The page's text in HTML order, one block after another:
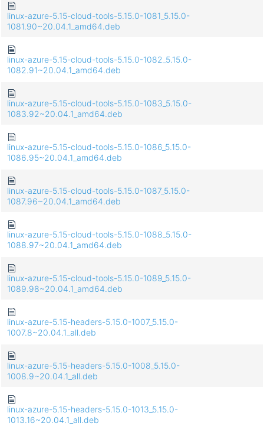
linux-azure-5.15-cloud-tools-5.15.0-1081_5.15.0-
1081.90~20.04.1_amd64.deb
linux-azure-5.15-cloud-tools-5.15.0-1082_5.15.0-
1082.91~20.04.1_amd64.deb
linux-azure-5.15-cloud-tools-5.15.0-1083_5.15.0-
1083.92~20.04.1_amd64.deb
linux-azure-5.15-cloud-tools-5.15.0-1086_5.15.0-
1086.95~20.04.1_amd64.deb
linux-azure-5.15-cloud-tools-5.15.0-1087_5.15.0-
1087.96~20.04.1_amd64.deb
linux-azure-5.15-cloud-tools-5.15.0-1088_5.15.0-
1088.97~20.04.1_amd64.deb
linux-azure-5.15-cloud-tools-5.15.0-1089_5.15.0-
1089.98~20.04.1_amd64.deb
linux-azure-5.15-headers-5.15.0-1007_5.15.0-
1007.8~20.04.1_all.deb
linux-azure-5.15-headers-5.15.0-1008_5.15.0-
1008.9~20.04.1_all.deb
linux-azure-5.15-headers-5.15.0-1013_5.15.0-
1013.16~20.04.1_all.deb